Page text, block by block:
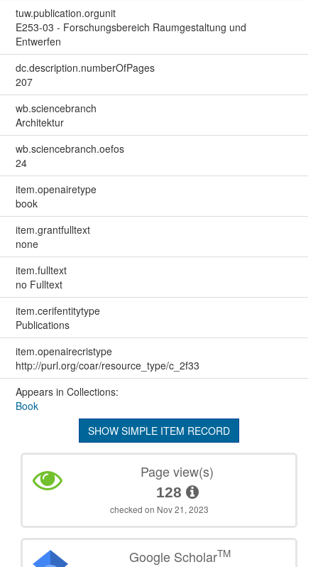
tuw.publication.orgunit
E253-03 - Forschungsbereich Raumgestaltung und
Entwerfen
dc.description.numberOfPages
207
wb.sciencebranch
Architektur
wb.sciencebranch.oefos
24
item.openairetype
book
item.grantfulltext
none
item.fulltext
no Fulltext
item.cerifentitytype
Publications
item.openairecristype
http://purl.org/coar/resource_type/c_2f33
Appears in Collections:
Book
SHOW SIMPLE ITEM RECORD
Page view(s)
128
checked on Nov 21, 2023
Google ScholarTM